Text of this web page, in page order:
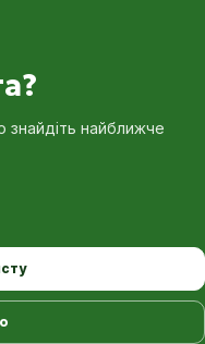
знайдіть найближче